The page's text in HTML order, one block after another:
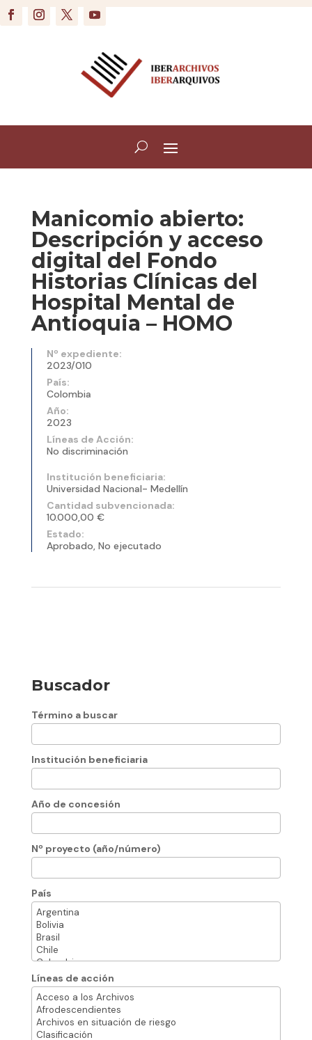
Manicomio abierto:
Descripción y acceso
digital del Fondo
Historias Clínicas del
Hospital Mental de
Antioquia – HOMO
Nº expediente:
2023/010
País:
Colombia
Año:
2023
Líneas de Acción:
No discriminación
Institución beneficiaria:
Universidad Nacional- Medellín
Cantidad subvencionada:
10.000,00 €
Estado:
Aprobado, No ejecutado
Buscador
Término a buscar
Institución beneficiaria
Año de concesión
Nº proyecto (año/número)
País
Líneas de acción